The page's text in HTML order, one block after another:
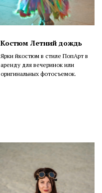
Костюм Летний дождь
Ярки йкостюм в стиле ПопАрт в
аренду для вечеринок или
оригинальных фотосъемок.